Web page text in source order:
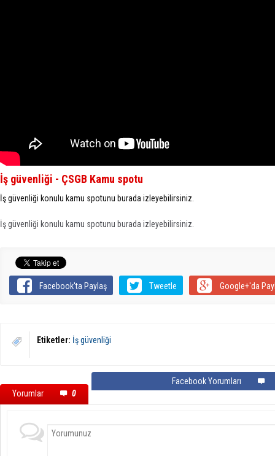
İş güvenliği - ÇSGB Kamu spotu
İş güvenliği konulu kamu spotunu burada izleyebilirsiniz.
İş güvenliği konulu kamu spotunu burada izleyebilirsiniz.
Facebook'ta Paylaş Tweetle Google+'da
Etiketler: İş güvenliği
Yorumlar 0
Facebook Yorumları